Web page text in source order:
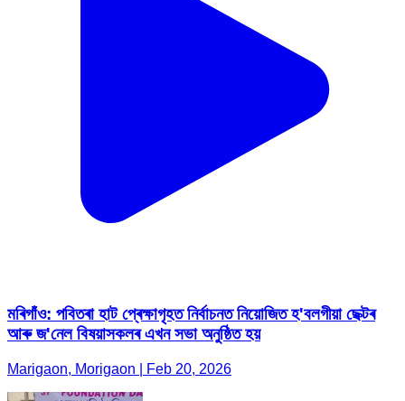
মৰিগাঁও: পবিতৰা হাট প্ৰেক্ষাগৃহত নিৰ্বাচনত নিয়োজিত হ'বলগীয়া ছেক্টৰ
আৰু জ'নেল বিষয়াসকলৰ এখন সভা অনুষ্ঠিত হয়
Marigaon, Morigaon | Feb 20, 2026